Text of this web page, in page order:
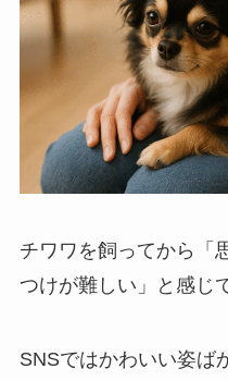
チワワを飼ってから「
つけが難しい」と感じ
SNSではかわいい姿ば